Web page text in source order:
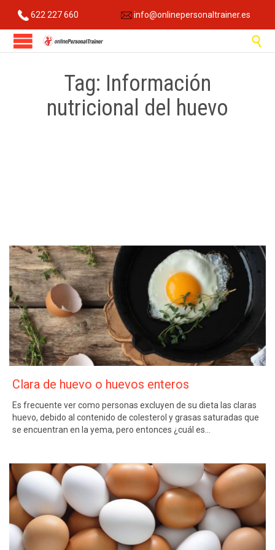
622 227 660 info@onlinepersonaltrainer.es

Tag: Información
nutricional del huevo
Clara de huevo o huevos enteros
Es frecuente ver como personas excluyen de su dieta las claras
huevo, debido al contenido de colesterol y grasas saturadas que
se encuentran en la yema, pero entonces ¿cuál es…